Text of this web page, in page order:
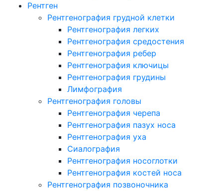
Рентген
Рентгенография грудной клетки
Рентгенография легких
Рентгенография средостения
Рентгенография ребер
Рентгенография ключицы
Рентгенография грудины
Лимфография
Рентгенография головы
Рентгенография черепа
Рентгенография пазух носа
Рентгенография уха
Сиалография
Рентгенография носоглотки
Рентгенография костей носа
Рентгенография позвоночника